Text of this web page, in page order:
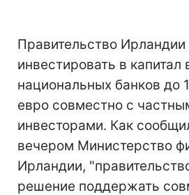
Правительство
инвестировать в
национальных банков до
евро совместно с
инвесторами. Как
вечером Министерство
Ирландии,
решение поддержать